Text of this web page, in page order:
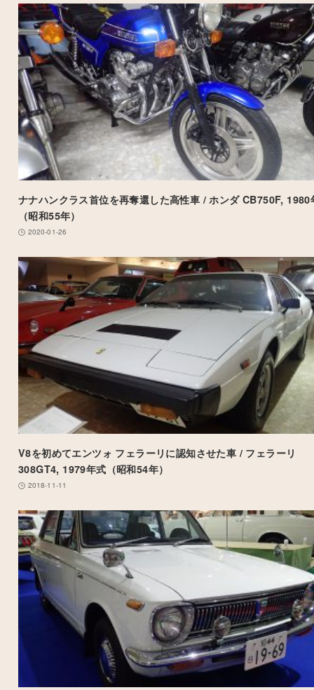
ナナハンクラス首位を再奪還した高性車 / ホンダ CB750F, 1980
（昭和55年）
2020-01-26
V8を初めてエンツォ フェラーリに認知させた車 / フェラーリ
308GT4, 1979年式（昭和54年）
2018-11-11